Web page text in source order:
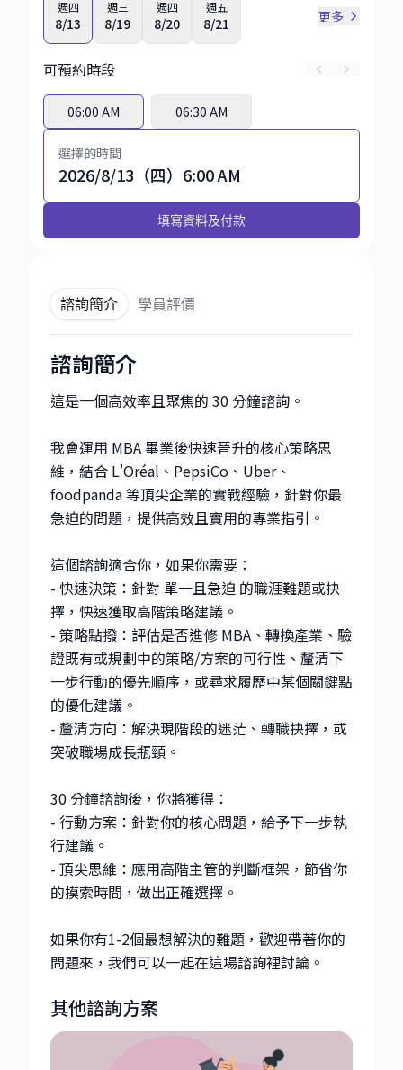
週四
8/13
週三
8/19
週四
8/20
週五
8/21 更多
可預約時段
06:00 AM 06:30 AM
選擇的時間
2026/8/13（四）6:00 AM
填寫資料及付款
諮詢簡介 學員評價
諮詢簡介
這是一個高效率且聚焦的 30 分鐘諮詢。
我會運用 MBA 畢業後快速晉升的核心策略思
維，結合 L'Oréal、PepsiCo、Uber、
foodpanda 等頂尖企業的實戰經驗，針對你最
急迫的問題，提供高效且實用的專業指引。
這個諮詢適合你，如果你需要：
- 快速決策：針對 單一且急迫 的職涯難題或抉
擇，快速獲取高階策略建議。
- 策略點撥：評估是否進修 MBA、轉換產業、驗
證既有或規劃中的策略/方案的可行性、釐清下
一步行動的優先順序，或尋求履歷中某個關鍵點
的優化建議。
- 釐清方向：解決現階段的迷茫、轉職抉擇，或
突破職場成長瓶頸。
30 分鐘諮詢後，你將獲得：
- 行動方案：針對你的核心問題，給予下一步執
行建議。
- 頂尖思維：應用高階主管的判斷框架，節省你
的摸索時間，做出正確選擇。
如果你有1-2個最想解決的難題，歡迎帶著你的
問題來，我們可以一起在這場諮詢裡討論。
其他諮詢方案